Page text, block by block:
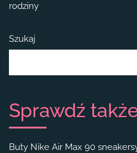
rodziny
Szukaj
Sprawdź
Buty Nike Air Max 90